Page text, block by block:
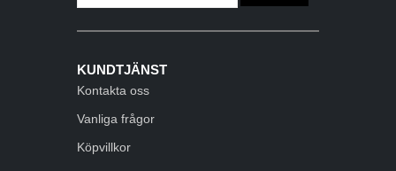
KUNDTJÄNST
Kontakta oss
Vanliga frågor
Köpvillkor